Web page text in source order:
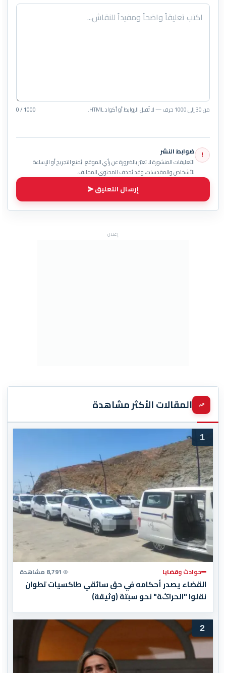
من 30 إلى 1000 حرف — لا تُقبل الروابط أو أكواد HTML. 0 / 1000
! ضوابط النشر
التعليقات المنشورة لا تعبّر بالضرورة عن رأي الموقع. يُمنع التجريح أو الإساءة
للأشخاص والمقدسات، وقد يُحذف المحتوى المخالف.
إرسال التعليق
إعلان
المقالات الأكثر مشاهدة
1
حوادث وقضايا 8,791 مشاهدة
القضاء يصدر أحكامه في حق سائقي طاكسيات تطوان
نقلوا "الحراݣة" نحو سبتة (وثيقة)
2